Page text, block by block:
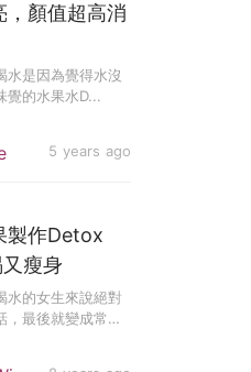
5 years ago
，顏值超高消
水是因為覺得水沒
覺的水果水D...
製作Detox
瘦身
水的女生來說絕對
最後就變成常喝